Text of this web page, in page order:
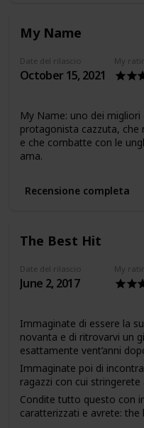
My Name
Date del rilascio
October 15, 2021
My
My Name: uno dei migliori
protagonista cazzuta, che
e che combatte con le
ama.
Recensione completa
The Best Hit
Date del rilascio
June 2, 2017
My
Immaginate di essere la
novanta e di ritrovarvi un
esattamente vent’anni
Immaginate poi di
ragazzi con cui stringerete
Condite tutto questo con
caratterizzati e avrete: the